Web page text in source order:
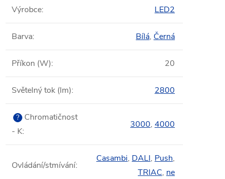
Výrobce: LED2
Barva: Bílá, Černá
Příkon (W): 20
Světelný tok (lm): 2800
? Chromatičnost
- K:
3000, 4000
Ovládání/stmívání:
Casambi, DALI, Push,
TRIAC, ne